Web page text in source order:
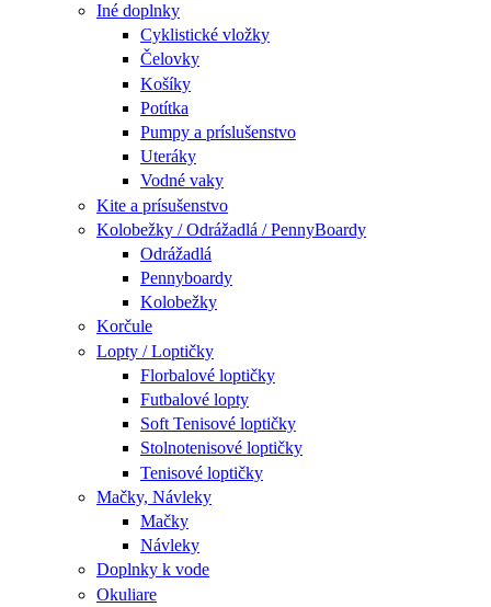
Iné doplnky
Cyklistické vložky
Čelovky
Košíky
Potítka
Pumpy a príslušenstvo
Uteráky
Vodné vaky
Kite a prísušenstvo
Kolobežky / Odrážadlá / PennyBoardy
Odrážadlá
Pennyboardy
Kolobežky
Korčule
Lopty / Loptičky
Florbalové loptičky
Futbalové lopty
Soft Tenisové loptičky
Stolnotenisové loptičky
Tenisové loptičky
Mačky, Návleky
Mačky
Návleky
Doplnky k vode
Okuliare